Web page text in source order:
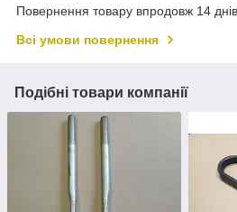
Повернення товару впродовж 14
Всі умови повернення
Подібні товари компанії